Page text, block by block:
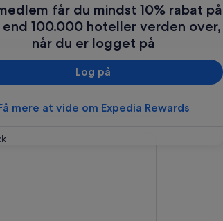
får du mindst 10% rabat på
end 100.000 hoteller verden over,
når du er logget på
Log på
mere at vide om Expedia Rewards
Søg
del Vino